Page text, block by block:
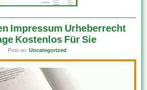
Impressum Urheberrecht
Kostenlos Für Sie
Post on: Uncategorized